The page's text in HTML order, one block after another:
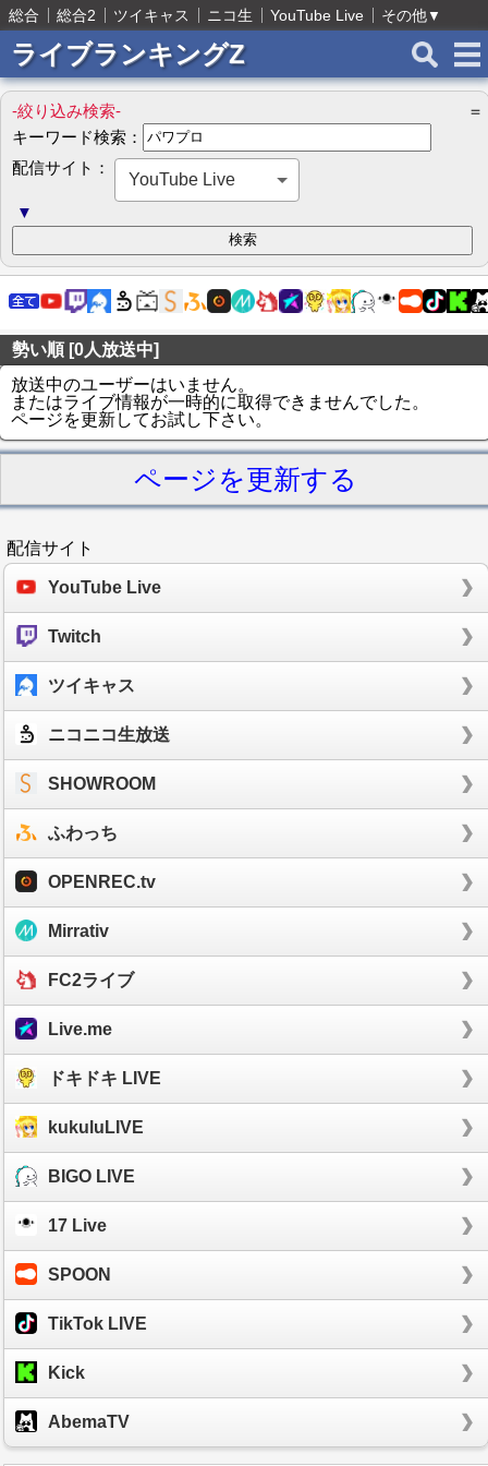
総合 総合2 ツイキャス ニコ生 YouTube Live その他▼
ライブランキングZ
-絞り込み検索-
＝
キーワード検索：
配信サイト：
YouTube Live
▼
勢い順 [0人放送中]
放送中のユーザーはいません。
またはライブ情報が一時的に取得できませんでした。
ページを更新してお試し下さい。
ページを更新する
配信サイト
YouTube Live
Twitch
ツイキャス
ニコニコ生放送
SHOWROOM
ふわっち
OPENREC.tv
Mirrativ
FC2ライブ
Live.me
ドキドキ LIVE
kukuluLIVE
BIGO LIVE
17 Live
SPOON
TikTok LIVE
Kick
AbemaTV